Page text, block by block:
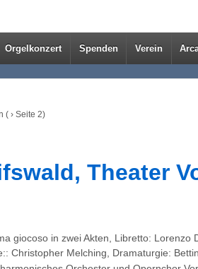
Orgelkonzert Spenden Verein
( › Seite 2)
Theater
giocoso in zwei Akten, Libretto: Lorenzo
Christopher Melching, Dramaturgie: